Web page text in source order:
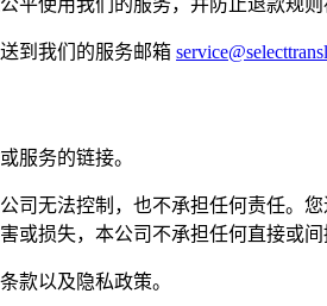
平使用我们的服务，并防止退款规则
到我们的服务邮箱
服务的链接。
司无法控制，也不承担任何责任。
或损失，本公司不承担任何直接或间
款以及隐私政策。